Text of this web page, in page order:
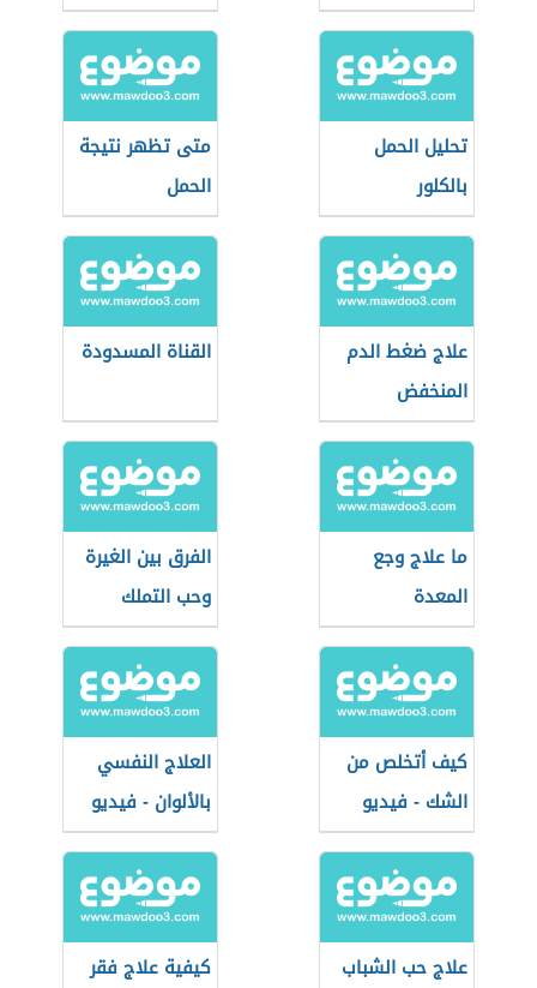
تحليل الحمل
بالكلور
متى تظهر نتيجة
الحمل
علاج ضغط الدم
المنخفض
القناة المسدودة
ما علاج وجع
المعدة
الفرق بين الغيرة
وحب التملك
كيف أتخلص من
الشك - فيديو
العلاج النفسي
بالألوان - فيديو
علاج حب الشباب
كيفية علاج فقر